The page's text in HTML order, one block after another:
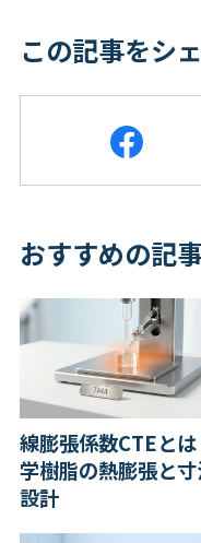
この記事をシ
おすすめの記
線膨張係数CTEとは
学樹脂の熱膨張と
設計